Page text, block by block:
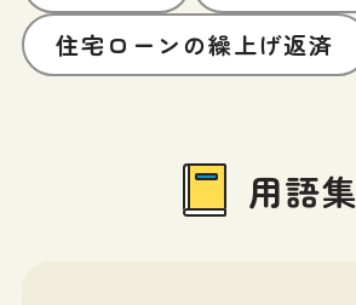
住宅ローンの繰上げ返済
用語集